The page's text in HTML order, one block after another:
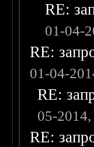
RE:
01-04-
RE:
01-04-
RE:
05-
RE: